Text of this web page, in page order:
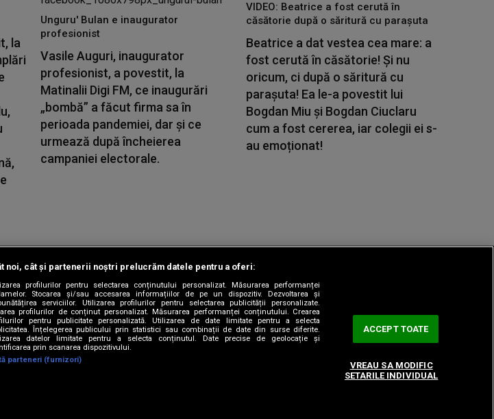
la
Unguru' Bulan e inaugurator
profesionist
Vasile Auguri, inaugurator
profesionist, a povestit, la
Matinalii Digi FM, ce inaugurări
„bombă” a făcut firma sa în
perioada pandemiei, dar și ce
urmează după încheierea
campaniei electorale.
VIDEO: Beatrice a fost cerută în
căsătorie după o săritură cu parașuta
Beatrice a dat vestea cea mare: a
fost cerută în căsătorie! Și nu
oricum, ci după o săritură cu
parașuta! Ea le-a povestit lui
Bogdan Miu și Bogdan Ciuclaru
cum a fost cererea, iar colegii ei s-
au emoționat!
/ DIGI ROMANIA S.A.
de confidențialitate|Contact/Info| Codul etic|Sitemap
ne și pe
noi, cât și partenerii noștri prelucrăm datele pentru a oferi:
profilurilor pentru selectarea conținutului personalizat. Măsurarea performanței
Stocarea și/sau accesarea informațiilor de pe un dispozitiv. Dezvoltarea și
serviciilor. Utilizarea profilurilor pentru selectarea publicității personalizate.
profilurilor de conținut personalizat. Măsurarea performanței conținutului. Crearea
pentru publicitate personalizată. Utilizarea de date limitate pentru a selecta
Înțelegerea publicului prin statistici sau combinații de date din surse diferite.
datelor limitate pentru a selecta conținutul. Date precise de geolocație și
prin scanarea dispozitivului.
parteneri (furnizori)
ACCEPT TOATE
VREAU SA MODIFIC
SETARILE INDIVIDUAL